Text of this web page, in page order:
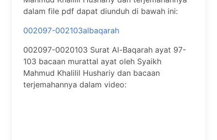
dalam file pdf dapat diunduh di bawah ini:
002097-002103albaqarah
002097-0020103 Surat Al-Baqarah ayat 97-
103 bacaan murattal ayat oleh Syaikh
Mahmud Khalilil Hushariy dan bacaan
terjemahannya dalam video: